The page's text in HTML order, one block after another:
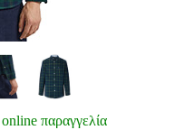
παραγγελία